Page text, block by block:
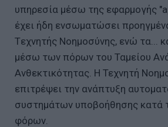
υπηρεσία μέσω της εφαρμογής
έχει ήδη ενσωματώσει
Tεχνητής Nοημοσύνης, ενώ τα...
μέσω των πόρων του Ταμείου
Ανθεκτικότητας. Η Τεχνητή
επιτρέψει την ανάπτυξη
συστημάτων υποβοήθησης κατά
φόρων.